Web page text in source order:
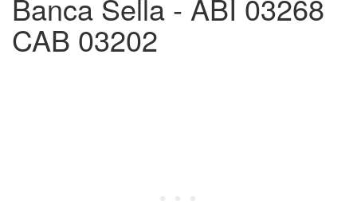
Banca Sella - ABI 03268
CAB 03202